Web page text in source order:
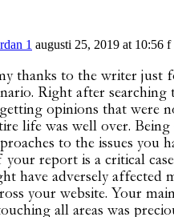
1 augusti 25, 2019 at 10:56 f
thanks to the writer just
Right after
opinions that were
life was well over. Being
to the issues you
report is a critical
have adversely affected
your website. Your
all areas was